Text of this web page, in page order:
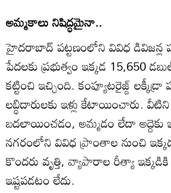
అమ్మకాలు నిషిద్ధమైనా..
హైదరాబాద్‌ పట్టణంలోని వివిధ డివిజన్ల
పేదలకు ప్రభుత్వం ఇక్కడ 15,650
కట్టించి ఇచ్చింది. కంప్యూటరైజ్డ్‌
లబ్ధిదారులకు ఇళ్లు కేటాయించారు.
బదలాయించడం, అమ్మడం లేదా అద్దెకు
నగరంలోని వివిధ ప్రాంతాల నుంచి
కొందరు వృత్తి, వ్యాపారాల రీత్యా ఇక్కడికి
ఇష్టపడటం లేదు.